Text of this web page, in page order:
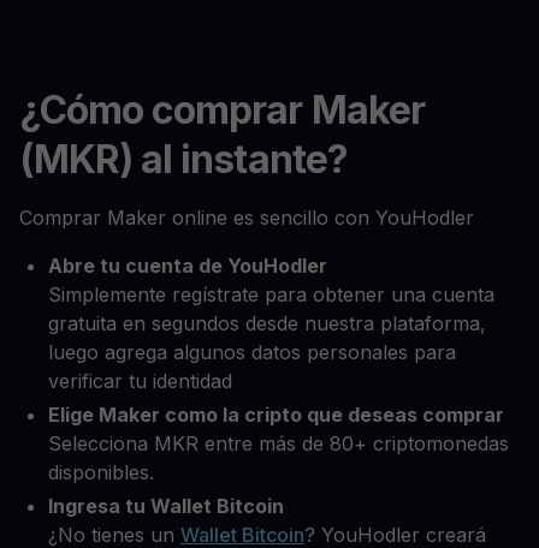
¿Cómo comprar Maker
(MKR) al instante?
Comprar Maker online es sencillo con YouHodler
Abre tu cuenta de YouHodler
Simplemente regístrate para obtener una cuenta
gratuita en segundos desde nuestra plataforma,
luego agrega algunos datos personales para
verificar tu identidad
Elige Maker como la cripto que deseas comprar
Selecciona MKR entre más de 80+ criptomonedas
disponibles.
Ingresa tu Wallet Bitcoin
¿No tienes un Wallet Bitcoin? YouHodler creará